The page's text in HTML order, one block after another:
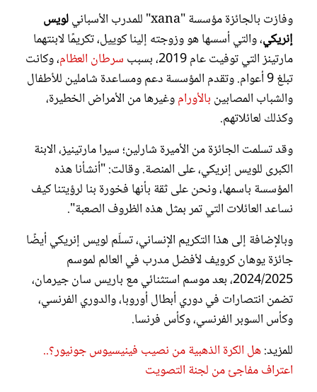
وفازت بالجائزة مؤسسة "xana" للمدرب الأسباني
لويس
إنريكي، والتي أسسها هو وزوجته إلينا كوييل، تكريمًا لابنتهما
مارتينز التي توفيت عام 2019، بسبب
سرطان العظام، وكانت
تبلغ 9 أعوام. وتقدم المؤسسة دعم ومساعدة شاملين للأطفال
والشباب المصابين بالأوراموغيرها من الأمراض الخطيرة،
وكذلك لعائلاتهم.
وقد تسلمت الجائزة من الأميرة شارلين؛ سيرا مارتينيز، الابنة
الكبرى للويس إنريكي، على المنصة. وقالت: "أنشأنا هذه
المؤسسة باسمها، ونحن على ثقة بأنها فخورة بنا لرؤيتنا كيف
نساعد العائلات التي تمر بمثل هذه الظروف الصعبة".
وبالإضافة إلى هذا التكريم الإنساني، تسلّم لويس إنريكي أيضًا
جائزة يوهان كرويف لأفضل مدرب في العالم لموسم
2024/2025، بعد موسم استثنائي مع باريس سان جيرمان،
تضمن انتصارات في دوري أبطال أوروبا، والدوري الفرنسي،
وكأس السوبر الفرنسي، وكأس فرنسا.
للمزيد:هل الكرة الذهبية من نصيب فينيسيوس جونيور؟..
اعتراف مفاجئ من لجنة التصويت